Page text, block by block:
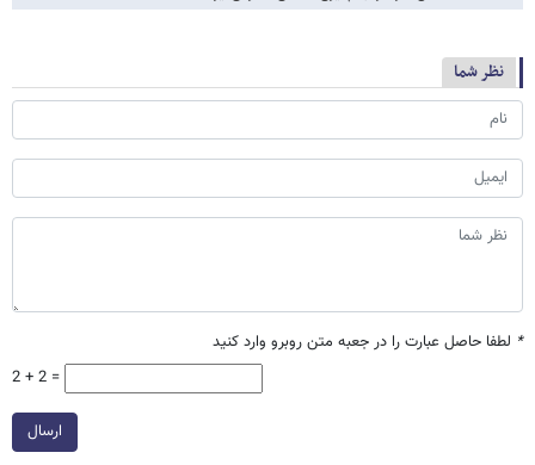
نظر شما
* لطفا حاصل عبارت را در جعبه متن روبرو وارد کنید
2 + 2 =
ارسال